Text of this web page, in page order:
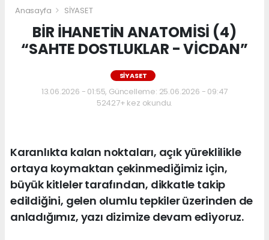
Anasayfa SİYASET
BİR İHANETİN ANATOMİSİ (4)
“SAHTE DOSTLUKLAR - VİCDAN”
SİYASET
13.06.2026 - 01:55, Güncelleme: 25.06.2026 - 09:47
52427+ kez okundu.
Karanlıkta kalan noktaları, açık yüreklilikle
ortaya koymaktan çekinmediğimiz için,
büyük kitleler tarafından, dikkatle takip
edildiğini, gelen olumlu tepkiler üzerinden de
anladığımız, yazı dizimize devam ediyoruz.